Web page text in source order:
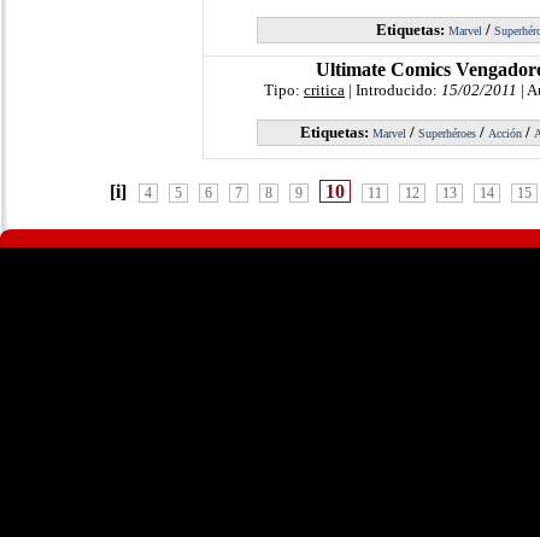
Etiquetas: Marvel/
Ultimate Comics
Tipo: critica | Introducido: 15/02/2011 |
Etiquetas: Marvel / Superhéroes / Acción /
[i] 4 5 6 7 8 9 10 11 12 13 14 15